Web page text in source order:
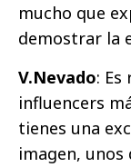
mucho que
demostrar la
V.Nevado:
influencers
tienes una
imagen,